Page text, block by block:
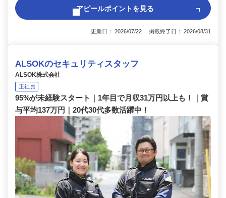
アピールポイントを見る
更新日： 2026/07/22 掲載終了日： 2026/08/31
ALSOKのセキュリティスタッフ
ALSOK株式会社
正社員
95%が未経験スタート｜1年目で月収31万円以上も！｜賞
与平均137万円｜20代30代多数活躍中！